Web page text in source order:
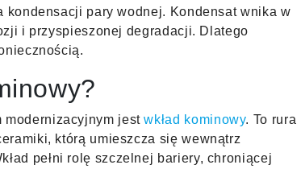
pary wodnej. Kondensat wnika w
i przyspieszonej degradacji. Dlatego
modernizacyjnym jestwkład kominowy. To rura
którą umieszcza się wewnątrz
pełni rolę szczelnej bariery, chroniącej